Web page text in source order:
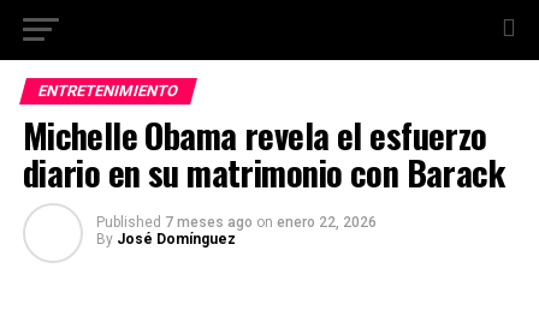
ENTRETENIMIENTO
Michelle Obama revela el esfuerzo
diario en su matrimonio con Barack
Published 7 meses ago on enero 22, 2026
By José Domínguez